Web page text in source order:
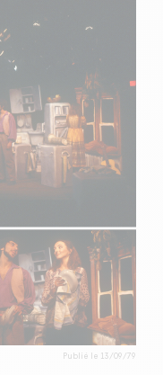
Publié le 13/09/79